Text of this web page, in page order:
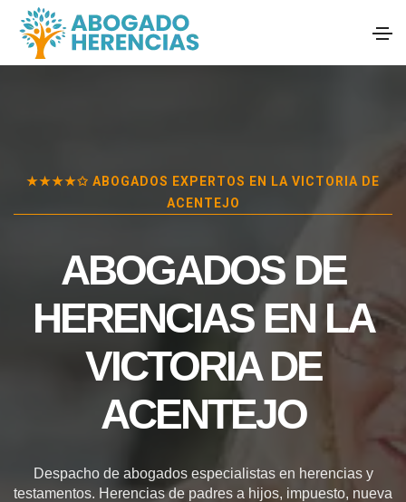
★★★★✩ ABOGADOS EXPERTOS EN
LA VICTORIA DE
ACENTEJO
ABOGADOS DE
HERENCIAS EN LA
VICTORIA DE
ACENTEJO
Despacho de abogados especialistas en herencias y
testamentos. Herencias de padres a hijos, impuesto, nueva